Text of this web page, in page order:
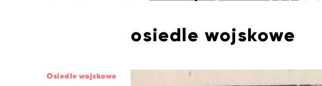
osiedle wojskowe
Osiedle wojskowe